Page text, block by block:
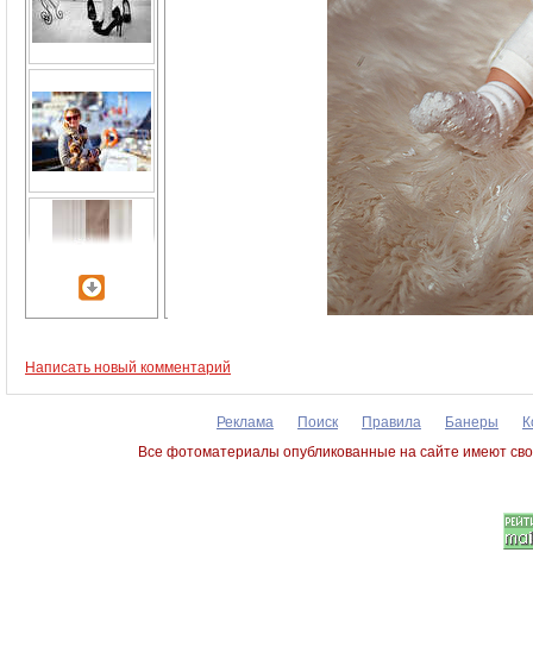
Написать новый комментарий
Реклама Поиск Правила Банеры
Все фотоматериалы опубликованные на сайте имеют